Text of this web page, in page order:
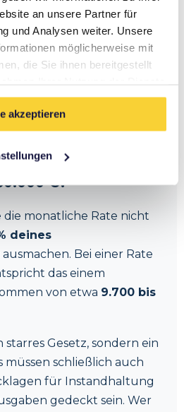
an unsere Partner für
und Analysen weiter. Unsere
möglicherweise mit
die Sie ihnen bereitgestellt
akzeptieren
Teil der Zinskosten.
hängt von Bonität,
ab –
hier kostenlos und
lassen
brauche ich für
€?
die monatliche Rate nicht
deines
ausmachen. Bei einer Rate
das einem
von etwa 9.700 bis
starres Gesetz, sondern ein
müssen schließlich auch
für Instandhaltung
gedeckt sein. Wer